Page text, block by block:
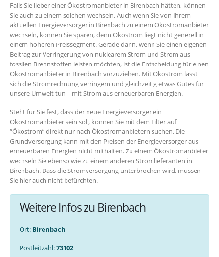
Falls Sie lieber einer Ökostromanbieter in Birenbach hätten, können
Sie auch zu einem solchen wechseln. Auch wenn Sie von Ihrem
aktuellen Energieversorger in Birenbach zu einem Ökostromanbieter
wechseln, können Sie sparen, denn Ökostrom liegt nicht generell in
einem höheren Preissegment. Gerade dann, wenn Sie einen eigenen
Beitrag zur Verringerung von nuklearem Strom und Strom aus
fossilen Brennstoffen leisten möchten, ist die Entscheidung für einen
Ökostromanbieter in Birenbach vorzuziehen. Mit Ökostrom lässt
sich die Stromrechnung verringern und gleichzeitig etwas Gutes für
unsere Umwelt tun – mit Strom aus erneuerbaren Energien.
Steht für Sie fest, dass der neue Energieversorger ein
Ökostromanbieter sein soll, können Sie mit dem Filter auf
“Ökostrom” direkt nur nach Ökostromanbietern suchen. Die
Grundversorgung kann mit den Preisen der Energieversorger aus
erneuerbaren Energien nicht mithalten. Zu einem Ökostromanbieter
wechseln Sie ebenso wie zu einem anderen Stromlieferanten in
Birenbach. Dass die Stromversorgung unterbrochen wird, müssen
Sie hier auch nicht befürchten.
Weitere Infos zu Birenbach
Ort: Birenbach
Postleitzahl:73102